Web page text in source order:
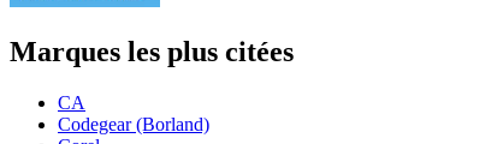
Marques les plus citées
CA
Codegear (Borland)